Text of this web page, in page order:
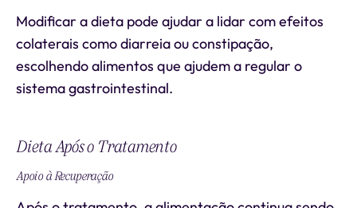
Modificar a dieta pode ajudar a lidar com efeitos
colaterais como diarreia ou constipação,
escolhendo alimentos que ajudem a regular o
sistema gastrointestinal.
Dieta Após o Tratamento
Apoio à Recuperação